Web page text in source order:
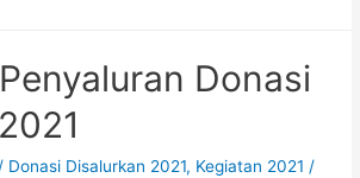
Donasi
Donasi Disalurkan 2021, Kegiatan 2021 /